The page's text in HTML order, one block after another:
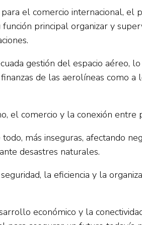
el comercio internacional,
principal organizar y
gestión del espacio aéreo,
de las aerolíneas como a
el comercio y la conexión entre
más inseguras, afectando
desastres naturales.
la eficiencia y la
económico y la